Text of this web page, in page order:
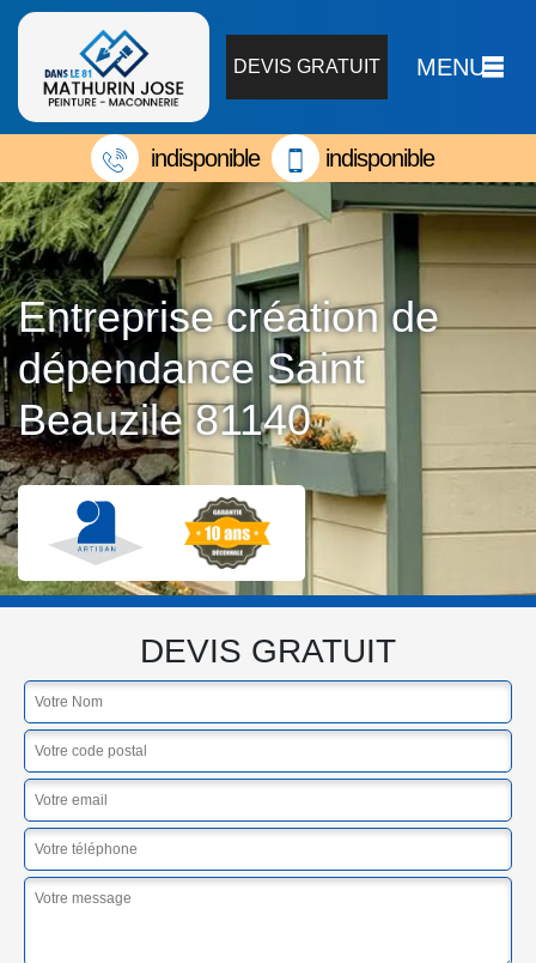
DEVIS GRATUIT MENU
indisponible indisponible
Entreprise création de
dépendance Saint
Beauzile 81140
DEVIS GRATUIT